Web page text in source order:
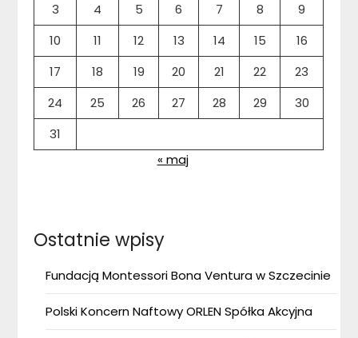
3
4 5 6 7 8
9
10
11 12 13 14 15
16
17
18 19 20 21 22
23
24
25 26 27 28 29
30
31
« maj
Ostatnie wpisy
Fundacją Montessori Bona Ventura w Szczecinie
Polski Koncern Naftowy ORLEN Spółka Akcyjna